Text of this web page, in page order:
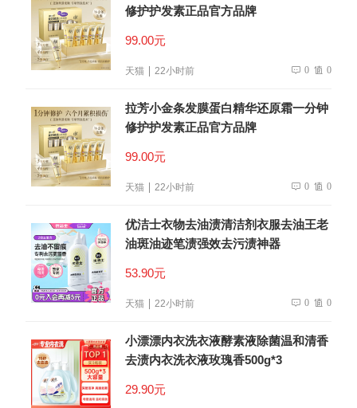
修护护发素正品官方品牌
99.00元
天猫 22小时前 0 0
拉芳小金条发膜蛋白精华还原霜一分钟
修护护发素正品官方品牌
99.00元
天猫 22小时前 0 0
优洁士衣物去油渍清洁剂衣服去油王老
油斑油迹笔渍强效去污渍神器
53.90元
天猫 22小时前 0 0
小漂漂内衣洗衣液酵素液除菌温和清香
去渍内衣洗衣液玫瑰香500g*3
29.90元